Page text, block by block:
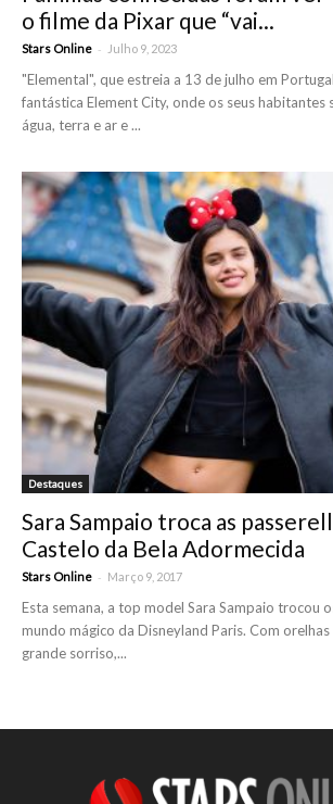
o filme da Pixar que “vai...
Stars Online - Julho 9, 2023
"Elemental", que estreia a 13 de julho em
fantástica Element City, onde os seus habitantes
água, terra e ar e ...
Destaques
Sara Sampaio troca as
Castelo da Bela Adormecida
Stars Online - Março 9, 2017
Esta semana, a top model Sara Sampaio trocou
mundo mágico da Disneyland Paris. Com orelhas
grande sorriso,...